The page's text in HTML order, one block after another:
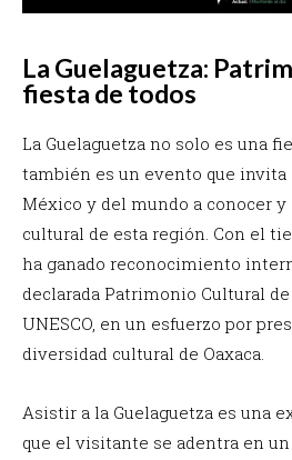
La Guelaguetza:
fiesta de todos
La Guelaguetza no solo es una
también es un evento que invita
México y del mundo a conocer
cultural de esta región. Con el
ha ganado reconocimiento
declarada Patrimonio Cultural
UNESCO, en un esfuerzo por
diversidad cultural de Oaxaca.
Asistir a la Guelaguetza es una
que el visitante se adentra en